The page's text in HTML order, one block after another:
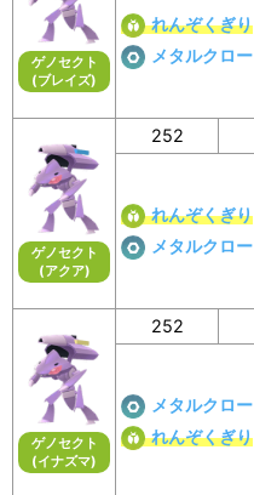
ゲノセクト
(ブレイズ)
れんぞくぎり
メタルクロー
ゲノセクト
(アクア)
252
れんぞくぎり
メタルクロー
ゲノセクト
(イナズマ)
252
メタルクロー
れんぞくぎり